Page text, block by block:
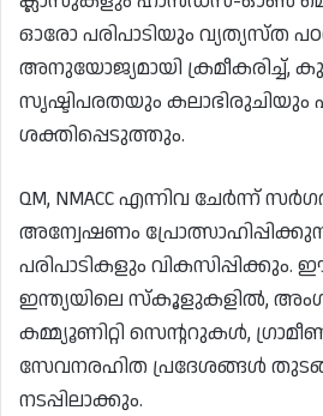
ഓരോ പരിപാടിയും വ്യത്യസ്ത
അനുയോജ്യമായി ക്രമീകരിച്ച്,
സൃഷ്ടിപരതയും കലാഭിരുചിയും
ശക്തിപ്പെടുത്തും.
QM, NMACC എന്നിവ ചേർന്ന്
അന്വേഷണം
പരിപാടികളും വികസിപ്പിക്കും.
ഇന്ത്യയിലെ സ്കൂളുകളിൽ,
കമ്മ്യൂണിറ്റി സെന്ററുകൾ,
സേവനരഹിത പ്രദേശങ്ങൾ
നടപ്പിലാക്കും.